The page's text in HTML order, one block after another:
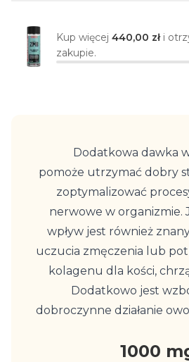
Kup więcej 440,00 złi
zakupie.
Dodatkowa dawka
pomoże utrzymać dobry
zoptymalizować
nerwowe w organizmie.
wpływ jest również
uczucia zmęczenia lub
kolagenu dla kości,
Dodatkowo jest
dobroczynne działanie
1000